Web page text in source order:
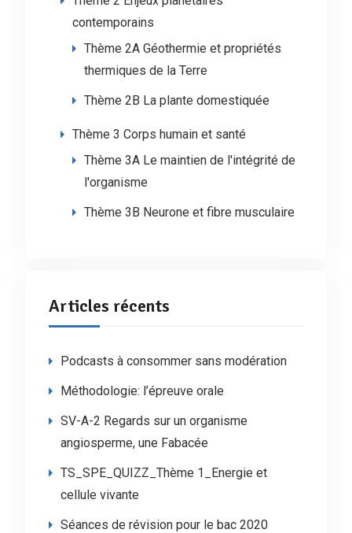
contemporains
Thème 2A Géothermie et propriétés
thermiques de la Terre
Thème 2B La plante domestiquée
Thème 3 Corps humain et santé
Thème 3A Le maintien de l'intégrité de
l'organisme
Thème 3B Neurone et fibre musculaire
Articles récents
Podcasts à consommer sans modération
Méthodologie: l’épreuve orale
SV-A-2 Regards sur un organisme
angiosperme, une Fabacée
TS_SPE_QUIZZ_Thème 1_Energie et
cellule vivante
Séances de révision pour le bac 2020